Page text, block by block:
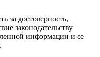
за достоверность,
законодательству
информации и ее